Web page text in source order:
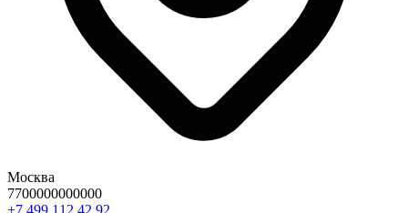
Москва
7700000000000
29 24 211 994 7+